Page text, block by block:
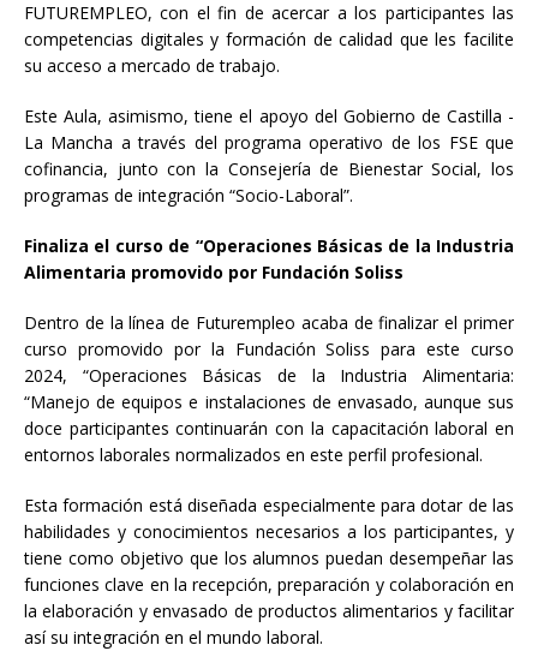
FUTUREMPLEO, con el fin de acercar a los participantes las
competencias digitales y formación de calidad que les facilite
su acceso a mercado de trabajo.
Este Aula, asimismo, tiene el apoyo del Gobierno de Castilla -
La Mancha a través del programa operativo de los FSE que
cofinancia, junto con la Consejería de Bienestar Social, los
programas de integración “Socio-Laboral”.
Finaliza el curso de “Operaciones Básicas de la Industria
Alimentaria promovido por Fundación Soliss
Dentro de la línea de Futurempleo acaba de finalizar el primer
curso promovido por la Fundación Soliss para este curso
2024, “Operaciones Básicas de la Industria Alimentaria:
“Manejo de equipos e instalaciones de envasado, aunque sus
doce participantes continuarán con la capacitación laboral en
entornos laborales normalizados en este perfil profesional.
Esta formación está diseñada especialmente para dotar de las
habilidades y conocimientos necesarios a los participantes, y
tiene como objetivo que los alumnos puedan desempeñar las
funciones clave en la recepción, preparación y colaboración en
la elaboración y envasado de productos alimentarios y facilitar
así su integración en el mundo laboral.